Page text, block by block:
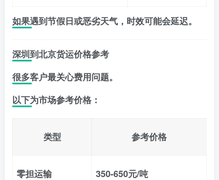
如果遇到节假日或恶劣天气，时效可能会延迟。
深圳到北京货运价格参考
很多客户最关心费用问题。
以下为市场参考价格：
类型 参考价格
零担运输 350-650元/吨